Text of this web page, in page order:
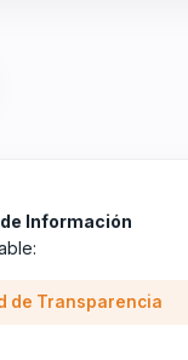
Información
de Transparencia